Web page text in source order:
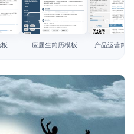
查看模板
应届生简历模板
查看模板
产品运营简